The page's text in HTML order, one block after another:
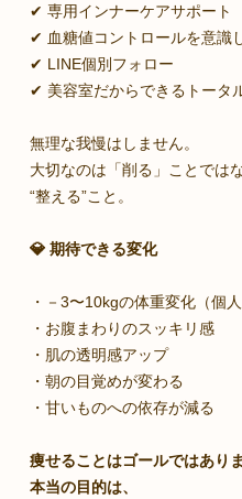
✔ 専用インナーケアサポート
✔ 血糖値コントロールを意識
✔ LINE個別フォロー
✔ 美容室だからできるトータ
無理な我慢はしません。
大切なのは「削る」ことではな
“整える”こと。
💎 期待できる変化
・－3〜10kgの体重変化（個人
・お腹まわりのスッキリ感
・肌の透明感アップ
・朝の目覚めが変わる
・甘いものへの依存が減る
痩せることはゴールではありま
本当の目的は、